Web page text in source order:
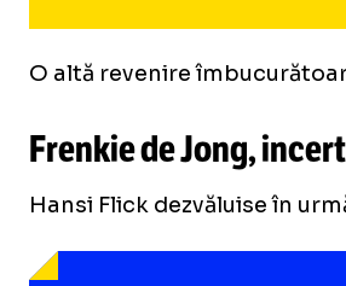
O altă revenire
Frenkie de Jong,
Hansi Flick dezvăluise în